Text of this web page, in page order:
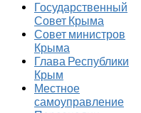
Государственный
Совет Крыма
Совет министров
Крыма
Глава Республики
Крым
Местное
самоуправление